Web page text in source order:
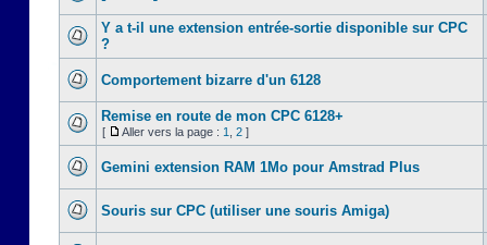
Y a t-il une extension entrée-sortie disponible sur CPC
?
Comportement bizarre d'un 6128
Remise en route de mon CPC 6128+
[ Aller vers la page : 1 2 ]
Gemini extension RAM 1Mo pour Amstrad Plus
Souris sur CPC (utiliser une souris Amiga)